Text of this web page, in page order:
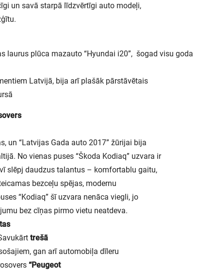
un savā starpā līdzvērtīgi auto modeļi,
laurus plūca mazauto “Hyundai i20”, šogad visu goda
Latvijā, bija arī plašāk pārstāvētais
un “Latvijas Gada auto 2017” žūrijai bija
No vienas puses “Škoda Kodiaq” uzvara ir
slēpj daudzus talantus – komfortablu gaitu,
bezceļu spējas, modernu
“Kodiaq” šī uzvara nenāca viegli, jo
bez cīņas pirmo vietu neatdeva.
trešā
gan arī automobiļa dīleru
“Peugeot